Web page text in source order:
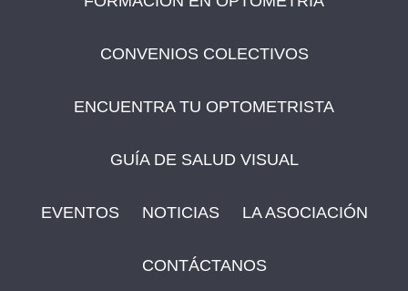
CONVENIOS COLECTIVOS
ENCUENTRA TU OPTOMETRISTA
GUÍA DE SALUD VISUAL
EVENTOS NOTICIAS LA ASOCIACIÓN
CONTÁCTANOS